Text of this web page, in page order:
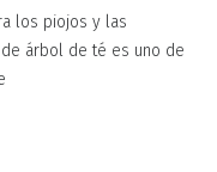
los piojos y las
árbol de té es uno de